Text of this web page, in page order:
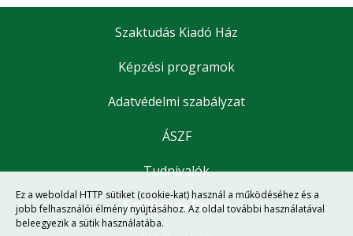
Szaktudás Kiadó Ház
Képzési programok
Adatvédelmi szabályzat
ÁSZF
Tudnivalók
Szállítás és fizetés
Ez a weboldal HTTP sütiket (cookie-kat) használ a működéséhez és a
jobb felhasználói élmény nyújtásához. Az oldal további használatával
beleegyezik a sütik használatába.